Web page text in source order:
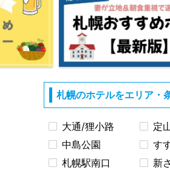
札幌のホテルをエリア・
大通/狸小路
定
中島公園
す
札幌駅南口
新